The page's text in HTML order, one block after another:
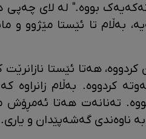
بووە." لە لای چەپی
بەڵام تا ئێستا مێژوو و
کردووە، هەتا ئێستا
کردووە. بەڵام زانراوە
تەنانەت هەتا ئەمڕۆش
ناوەندی گەشەپێدان و یاری.